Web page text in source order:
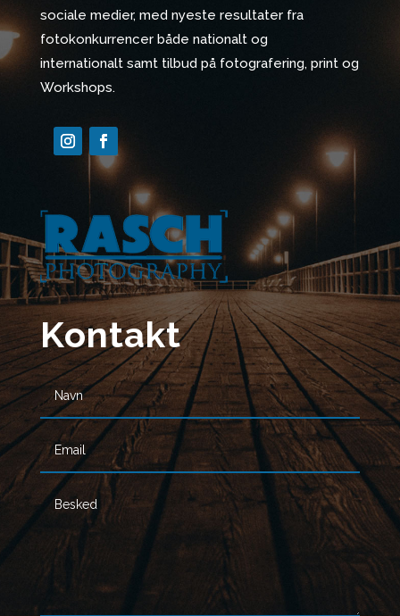
sociale medier, med nyeste resultater fra
fotokonkurrencer både nationalt og
internationalt samt tilbud på fotografering, print og
Workshops.
Kontakt